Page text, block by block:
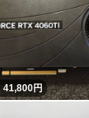
41,800円